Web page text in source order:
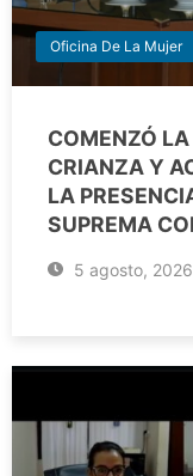
Oficina De La Mujer
COMENZÓ
CRIANZA Y
LA
SUPREMA
5 agosto, 2026